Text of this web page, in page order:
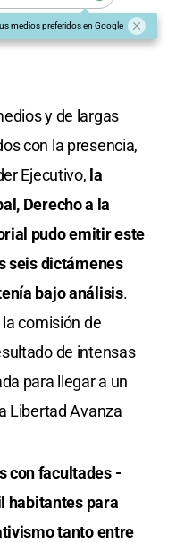
medios preferidos en Google
y de largas
con la presencia,
Ejecutivo, la
Derecho a la
pudo emitir este
seis dictámenes
bajo análisis.
comisión de
de intensas
para llegar a un
Libertad Avanza
con facultades -
habitantes para
tanto entre